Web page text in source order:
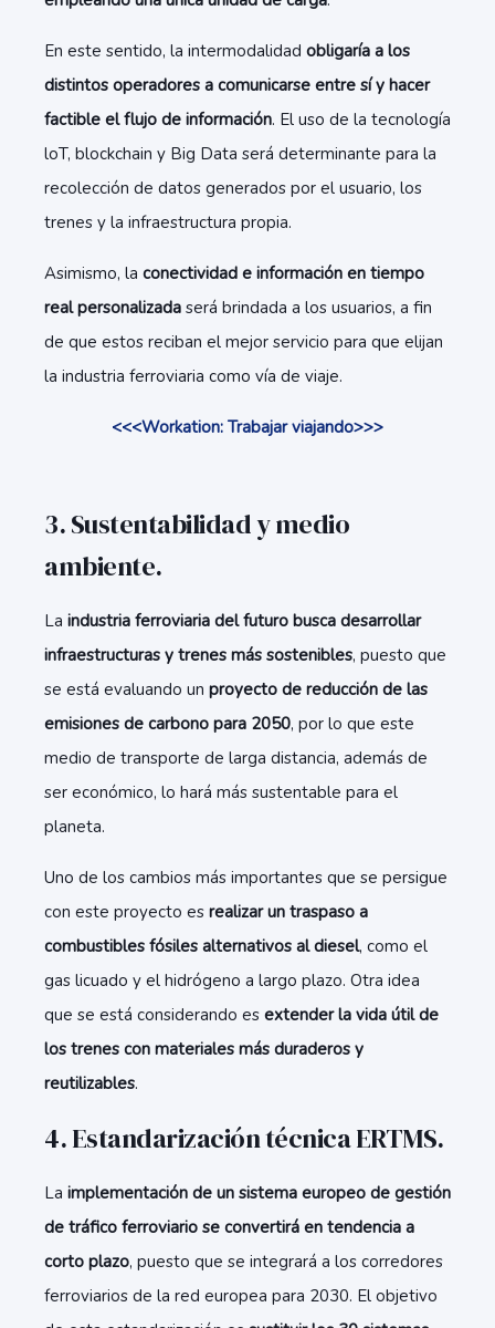
En este sentido, la intermodalidad obligaría a los
distintos operadores a comunicarse entre sí y hacer
factible el flujo de información. El uso de la tecnología
loT, blockchain y Big Data será determinante para la
recolección de datos generados por el usuario, los
trenes y la infraestructura propia.
Asimismo, la conectividad e información en tiempo
real personalizada será brindada a los usuarios, a fin
de que estos reciban el mejor servicio para que elijan
la industria ferroviaria como vía de viaje.
<<<Workation: Trabajar viajando>>>
3. Sustentabilidad y medio
ambiente.
La industria ferroviaria del futuro busca desarrollar
infraestructuras y trenes más sostenibles, puesto que
se está evaluando un proyecto de reducción de las
emisiones de carbono para 2050, por lo que este
medio de transporte de larga distancia, además de
ser económico, lo hará más sustentable para el
planeta.
Uno de los cambios más importantes que se persigue
con este proyecto es realizar un traspaso a
combustibles fósiles alternativos al diesel, como el
gas licuado y el hidrógeno a largo plazo. Otra idea
que se está considerando es extender la vida útil de
los trenes con materiales más duraderos y
reutilizables.
4. Estandarización técnica ERTMS.
La implementación de un sistema europeo de gestión
de tráfico ferroviario se convertirá en tendencia a
corto plazo, puesto que se integrará a los corredores
ferroviarios de la red europea para 2030. El objetivo